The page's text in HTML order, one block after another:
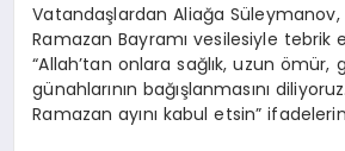
Vatandaşlardan Aliağa
Ramazan Bayramı vesilesiyle tebrik
“Allah’tan onlara sağlık, uzun ömür,
günahlarının bağışlanmasını
Ramazan ayını kabul etsin”